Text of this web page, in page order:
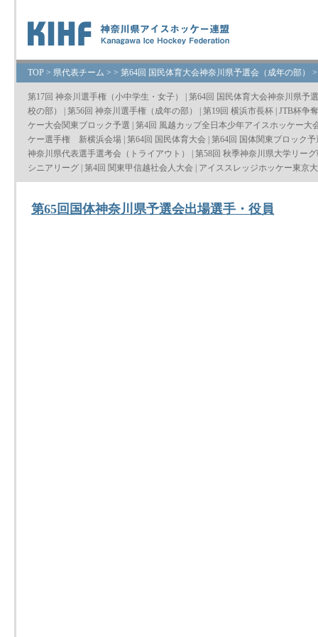
TOP > 県代表チーム > > 第64回 国民体育大会神奈川県予選会（成年の部）
第17回 神奈川選手権（小中学生・女子） | 第64回 国民体育大会神奈川県予
校の部）
| 第56回 神奈川選手権（成年の部） | 第19回 横浜市長杯 | JTB杯争
ケー大会関東ブロック予選 | 第4回 風越カップ全日本少年アイスホッケー大
ケー選手権 新横浜会場 | 第64回 国民体育大会 | 第64回 国体関東ブロック予
神奈川県代表選手選考会（トライアウト）
| 第58回 秋季神奈川県大学リー
シニアリーグ | 第4回 関東甲信越社会人大会 | アイススレッジホッケー東京
第65回国体神奈川県予選会出場選手・役員